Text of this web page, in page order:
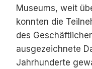
Museums, weit
konnten die
des
ausgezeichnete
Jahrhunderte